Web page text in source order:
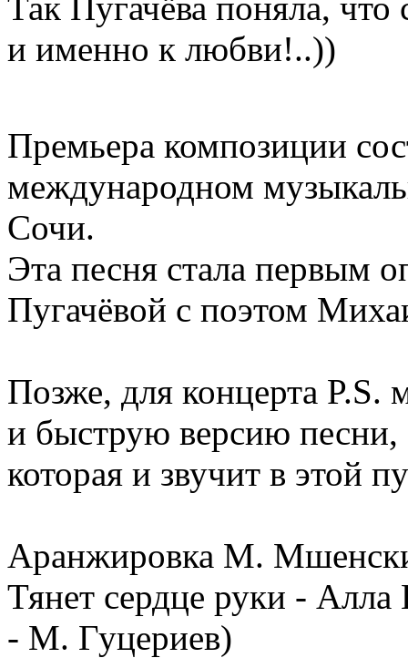
и именно к любви!..))
Премьера композиции
международном
Сочи.
Эта песня стала первым
Пугачёвой с поэтом
Позже, для концерта
и быструю версию песни,
которая и звучит в этой
Аранжировка М.
Тянет сердце руки -
- М. Гуцериев)